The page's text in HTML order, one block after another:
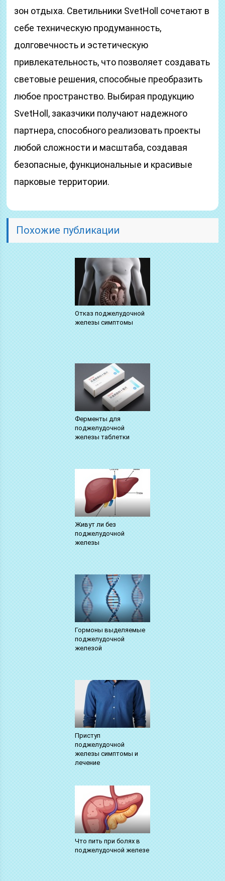
зон отдыха. Светильники SvetHoll сочетают в
себе техническую продуманность,
долговечность и эстетическую
привлекательность, что позволяет создавать
световые решения, способные преобразить
любое пространство. Выбирая продукцию
SvetHoll, заказчики получают надежного
партнера, способного реализовать проекты
любой сложности и масштаба, создавая
безопасные, функциональные и красивые
парковые территории.
Похожие публикации
Отказ поджелудочной
железы симптомы
Ферменты для
поджелудочной
железы таблетки
Живут ли без
поджелудочной
железы
Гормоны выделяемые
поджелудочной
железой
Приступ
поджелудочной
железы симптомы и
лечение
Что пить при болях в
поджелудочной железе